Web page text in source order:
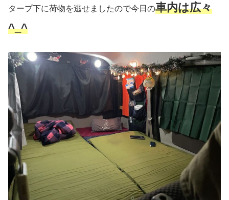
タープ下に荷物を逃せましたので今日の車内は広々
^_^